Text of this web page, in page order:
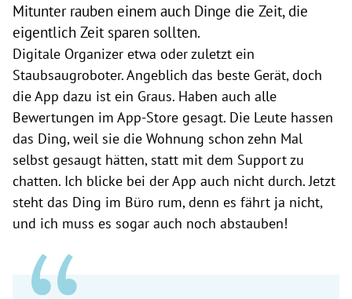
Mitunter rauben einem auch Dinge die Zeit, die
eigentlich Zeit sparen sollten.
Digitale Organizer etwa oder zuletzt ein
Staubsaugroboter. Angeblich das beste Gerät, doch
die App dazu ist ein Graus. Haben auch alle
Bewertungen im App-Store gesagt. Die Leute hassen
das Ding, weil sie die Wohnung schon zehn Mal
selbst gesaugt hätten, statt mit dem Support zu
chatten. Ich blicke bei der App auch nicht durch. Jetzt
steht das Ding im Büro rum, denn es fährt ja nicht,
und ich muss es sogar auch noch abstauben!